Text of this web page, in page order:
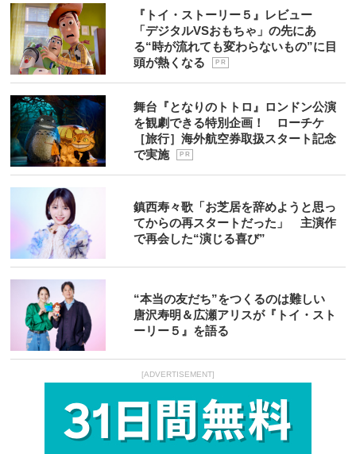
『トイ・ストーリー５』レビュー
「デジタルVSおもちゃ」の先にあ
る“時が流れても変わらないもの”に目
頭が熱くなる
P R
舞台『となりのトトロ』ロンドン公演
を観劇できる特別企画！ ローチケ
［旅行］海外航空券取扱スタート記念
で実施
P R
鎮西寿々歌「お芝居を辞めようと思っ
てからの再スタートだった」 主演作
で再会した“演じる喜び”
“本当の友だち”をつくるのは難しい
唐沢寿明＆広瀬アリスが『トイ・スト
ーリー５』を語る
[ADVERTISEMENT]